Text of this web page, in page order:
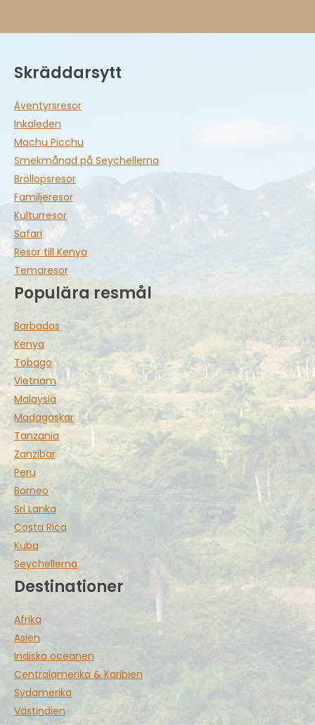
Skräddarsytt
Äventyrsresor
Inkaleden
Machu Picchu
Smekmånad på Seychellerna
Bröllopsresor
Familjeresor
Kulturresor
Safari
Resor till Kenya
Temaresor
Populära resmål
Barbados
Kenya
Tobago
Vietnam
Malaysia
Madagaskar
Tanzania
Zanzibar
Peru
Borneo
Sri Lanka
Costa Rica
Kuba
Seychellerna
Destinationer
Afrika
Asien
Indiska oceanen
Centralamerika & Karibien
Sydamerika
Västindien